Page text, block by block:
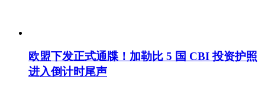
欧盟下发正式通牒！加勒比 5 国 CBI 投资护照
进入倒计时尾声